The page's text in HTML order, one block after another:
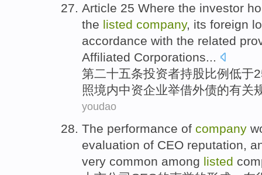
Article 25 Where the investor
the listed company, its foreign
accordance with the related
Affiliated Corporations...
第二十五条投资者持股比例 低于
照境内中资企业举借外债的有关
youdao
The performance of company
evaluation of CEO reputation
very common among listed